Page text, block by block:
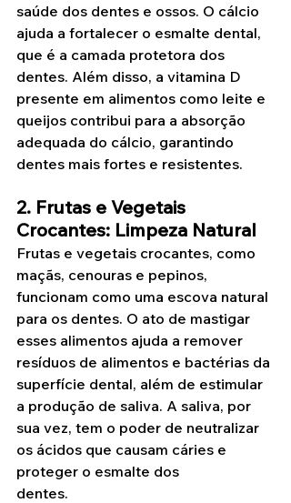
saúde dos dentes e ossos. O cálcio
ajuda a fortalecer o esmalte dental,
que é a camada protetora dos
dentes. Além disso, a vitamina D
presente em alimentos como leite e
queijos contribui para a absorção
adequada do cálcio, garantindo
dentes mais fortes e resistentes.
2. Frutas e Vegetais
Crocantes: Limpeza Natural
Frutas e vegetais crocantes, como
maçãs, cenouras e pepinos,
funcionam como uma escova natural
para os dentes. O ato de mastigar
esses alimentos ajuda a remover
resíduos de alimentos e bactérias da
superfície dental, além de estimular
a produção de saliva. A saliva, por
sua vez, tem o poder de neutralizar
os ácidos que causam cáries e
proteger o esmalte dos
dentes.